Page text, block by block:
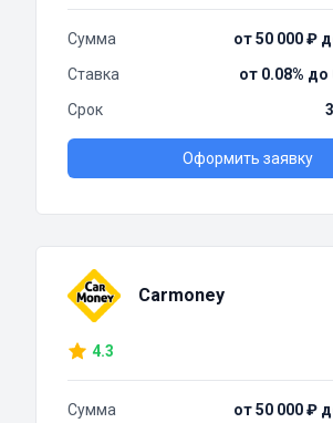
Сумма
от 50 000 ₽
Ставка
от 0.08% до
Срок
Оформить заявку
Carmoney
4.3
Сумма
от 50 000 ₽